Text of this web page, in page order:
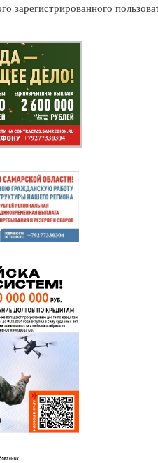
зарегистрированного